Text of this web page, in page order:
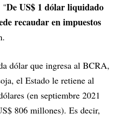
"De US$ 1 dólar liquidado
recaudar en impuestos
dólar que ingresa al BCRA,
el Estado le retiene al
(en septiembre 2021
806 millones). Es decir,